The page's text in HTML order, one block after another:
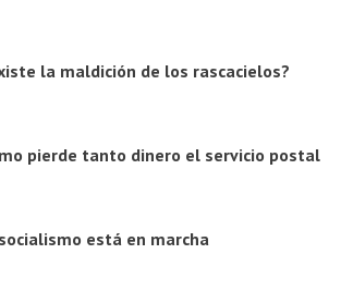
la maldición de los rascacielos?
pierde tanto dinero el servicio postal
está en marcha